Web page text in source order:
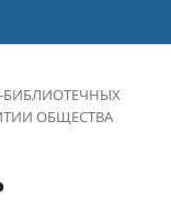
БИБЛИОТЕЧНЫХ
ОБЩЕСТВА